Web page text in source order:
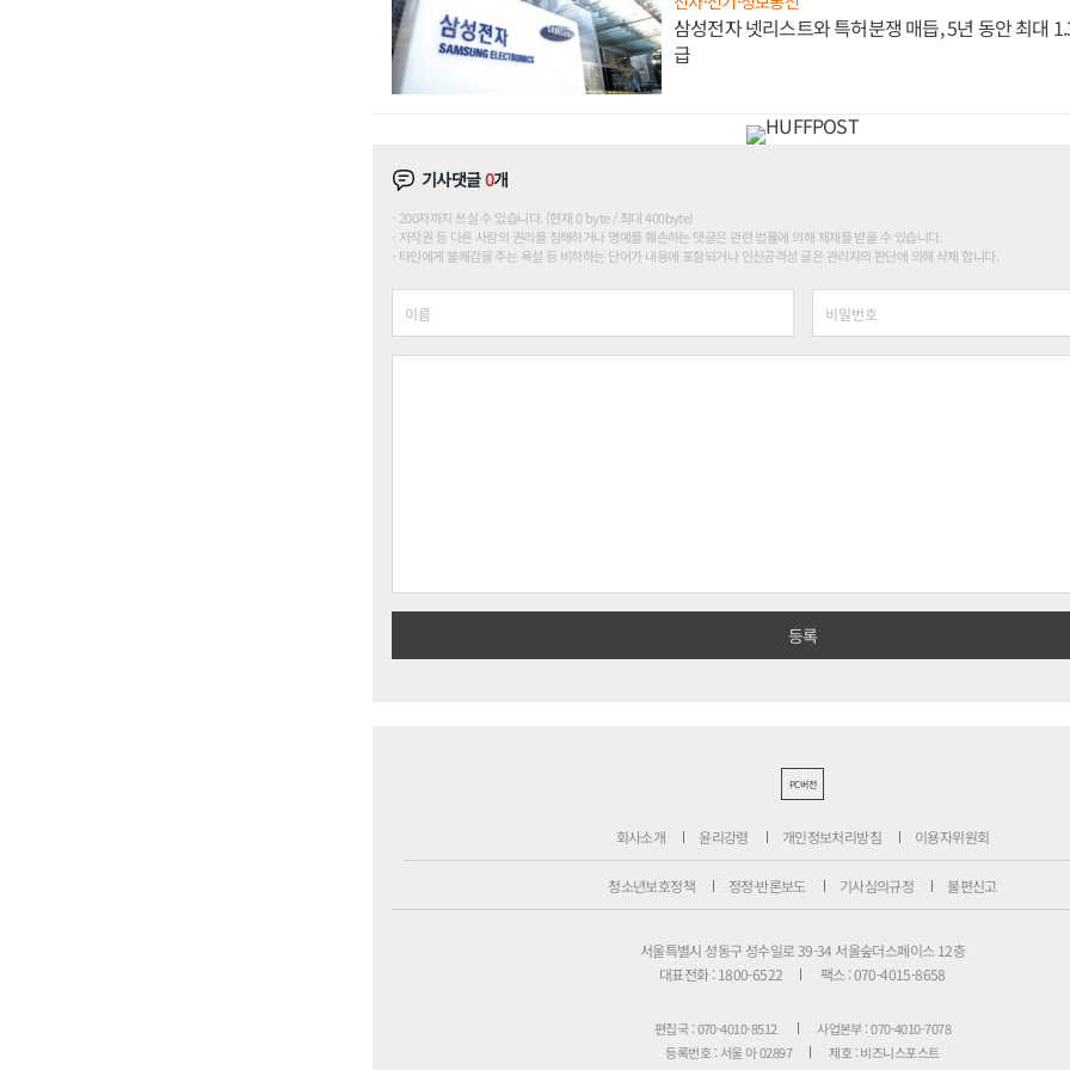
삼성전자 넷리스트와 특허분쟁 매듭, 5년 동안 최대
급
기사댓글0개
200자까지 쓰실 수 있습니다. (현재 0 byte / 최대 400byte)
저작권 등 다른 사람의 권리를 침해하거나 명예를 훼손하는 댓글은 관련 법률에 의해 제재를 받을 수 있습니다.
타인에게 불쾌감을 주는 욕설 등 비하하는 단어가 내용에 포함되거나 인신공격성 글은 관리자의 판단에 의해 삭제 합니다.
PC버전
회사소개 윤리강령 개인정보처리방침 이용자위원회
청소년보호정책 정정·반론보도 기사심의규정 불편신고
서울특별시 성동구 성수일로 39-34 서울숲더스페이스 12층
대표전화 : 1800-6522
팩스 : 070-4015-8658
편집국 : 070-4010-8512
사업본부 : 070-4010-7078
등록번호 : 서울 아 02897
제호 : 비즈니스포스트